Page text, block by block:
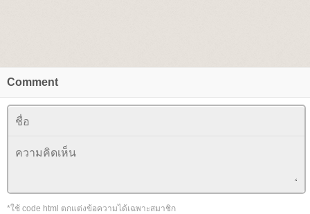
Comment
*ใช้ code html ตกแต่งข้อความได้เฉพาะสมาชิก